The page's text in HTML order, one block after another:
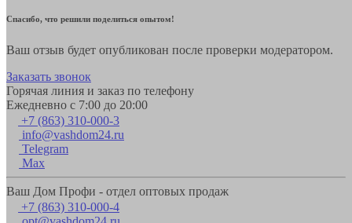
Спасибо, что решили поделиться опытом!
Ваш отзыв будет опубликован после проверки модератором.
Заказать звонок
Горячая линия и заказ по телефону
Ежедневно с 7:00 до 20:00
+7 (863) 310-000-3
info@vashdom24.ru
Telegram
Max
Ваш Дом Профи - отдел оптовых продаж
+7 (863) 310-000-4